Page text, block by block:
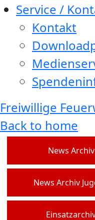
Service /
Kontakt
Freiwillige
Back to home
News Archiv
News Archiv